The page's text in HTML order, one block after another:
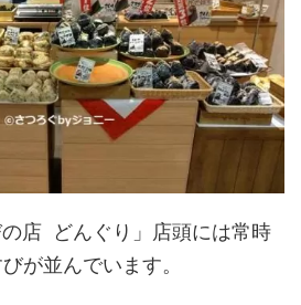
の店 どんぐり」店頭には常時
が並んでいます。